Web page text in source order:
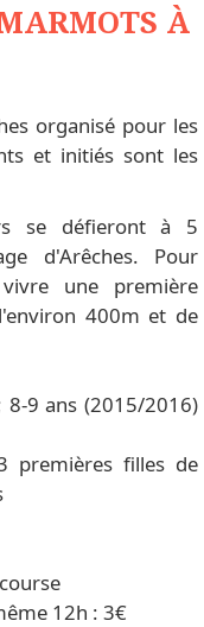
À
organisé pour les
et initiés sont les
se défieront à 5
d'Arêches. Pour
une première
400m et de
9 ans (2015/2016)
premières filles de
12h : 3€